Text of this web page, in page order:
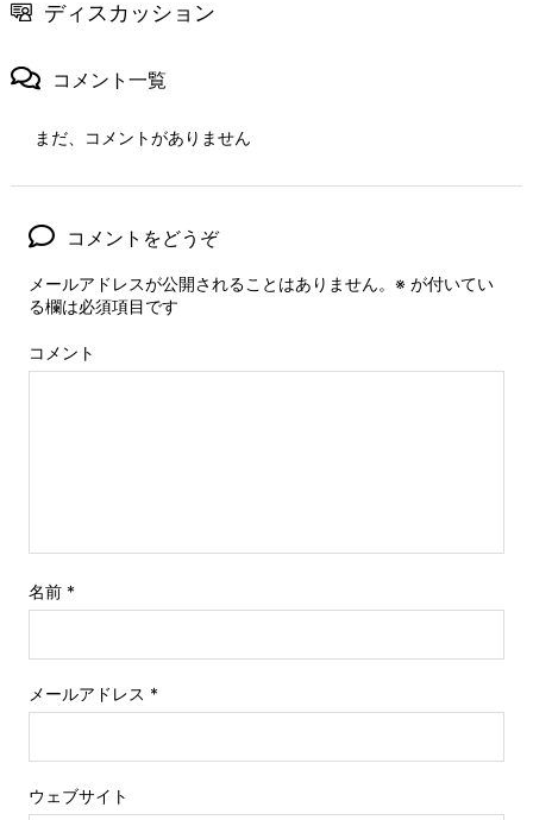
ディスカッション
コメント一覧
まだ、コメントがありません
コメントをどうぞ
メールアドレスが公開されることはありません。 ※ が付いてい
る欄は必須項目です
コメント
名前 *
メールアドレス *
ウェブサイト